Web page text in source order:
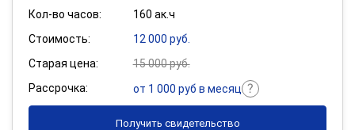
Кол-во часов:
160 ак.ч
Стоимость:
12 000 руб.
Старая цена:
15 000 руб.
Рассрочка:
от 1 000 руб в месяц
Получить свидетельство